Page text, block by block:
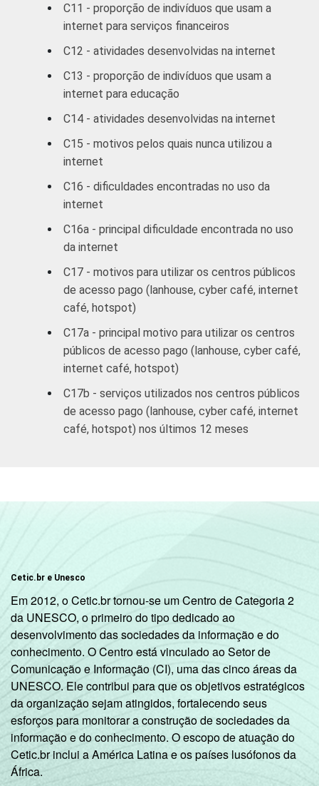
CLASSE
SOCIAL2
A 40
B 26
C 12
DE 5
SITUAÇÃO
EMPREGO
Trabalhador
Desempregado 15
Não integra a
ativa3
1Base ponderada: 9.932 entrevistados que
usaram a Internet nos últimos três meses
(amostra principal + oversamplede usuários
de Internet).
em consideração a educação do chefe de
família e a posse de uma série de utensílios
domésticos, relacionando-os a um sistema
E).
C11 - proporção de indivíduos que usam a
internet para serviços financeiros
C12 - atividades desenvolvidas na internet
C13 - proporção de indivíduos que usam a
internet para educação
C14 - atividades desenvolvidas na internet
C15 - motivos pelos quais nunca utilizou a
internet
C16 - dificuldades encontradas no uso da
internet
C16a - principal dificuldade encontrada no uso
da internet
C17 - motivos para utilizar os centros públicos
de acesso pago (lanhouse, cyber café, internet
café, hotspot)
C17a - principal motivo para utilizar os centros
públicos de acesso pago (lanhouse, cyber café,
internet café, hotspot)
C17b - serviços utilizados nos centros públicos
de acesso pago (lanhouse, cyber café, internet
café, hotspot) nos últimos 12 meses
Cetic.br e Unesco
Em 2012, o Cetic.br tornou-se um Centro de Categoria 2
da UNESCO, o primeiro do tipo dedicado ao
desenvolvimento das sociedades da informação e do
conhecimento. O Centro está vinculado ao Setor de
Comunicação e Informação (CI), uma das cinco áreas da
UNESCO. Ele contribui para que os objetivos estratégicos
da organização sejam atingidos, fortalecendo seus
esforços para monitorar a construção de sociedades da
informação e do conhecimento. O escopo de atuação do
Cetic.br inclui a América Latina e os países lusófonos da
África.